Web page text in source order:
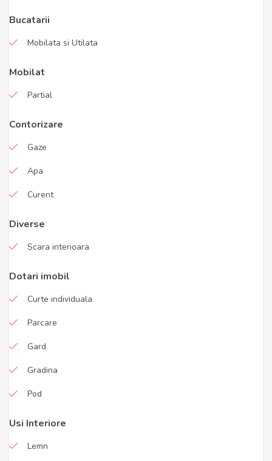
Bucatarii
Mobilata si Utilata
Mobilat
Partial
Contorizare
Gaze
Apa
Curent
Diverse
Scara interioara
Dotari imobil
Curte individuala
Parcare
Gard
Gradina
Pod
Usi Interiore
Lemn